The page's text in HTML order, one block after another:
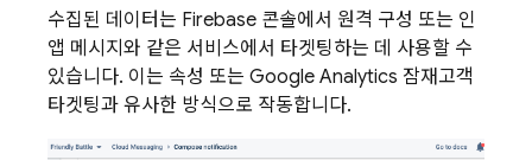
수집된 데이터는 Firebase 콘솔에서 원격 구성 또는 인
앱 메시지와 같은 서비스에서 타겟팅하는 데 사용할 수
있습니다. 이는 속성 또는 Google Analytics 잠재고객
타겟팅과 유사한 방식으로 작동합니다.